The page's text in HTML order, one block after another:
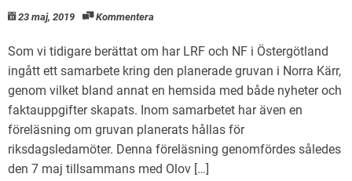
23 maj, 2019 Kommentera
Som vi tidigare berättat om har LRF och NF i Östergötland
ingått ett samarbete kring den planerade gruvan i Norra Kärr,
genom vilket bland annat en hemsida med både nyheter och
faktauppgifter skapats. Inom samarbetet har även en
föreläsning om gruvan planerats hållas för
riksdagsledamöter. Denna föreläsning genomfördes således
den 7 maj tillsammans med Olov […]